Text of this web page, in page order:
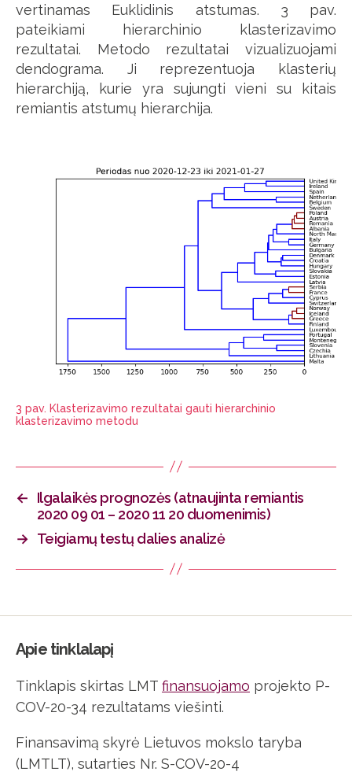
vertinamas Euklidinis atstumas. 3 pav.
pateikiami hierarchinio klasterizavimo
rezultatai. Metodo rezultatai vizualizuojami
dendograma. Ji reprezentuoja klasterių
hierarchiją, kurie yra sujungti vieni su kitais
remiantis atstumų hierarchija.
3 pav. Klasterizavimo rezultatai gauti hierarchinio
klasterizavimo metodu
←
Ilgalaikės prognozės (atnaujinta remiantis
2020 09 01 – 2020 11 20 duomenimis)
→ Teigiamų testų dalies analizė
Apie tinklalapį
Tinklapis skirtas LMT finansuojamo projekto P-
COV-20-34 rezultatams viešinti.
Finansavimą skyrė Lietuvos mokslo taryba
(LMTLT), sutarties Nr. S-COV-20-4